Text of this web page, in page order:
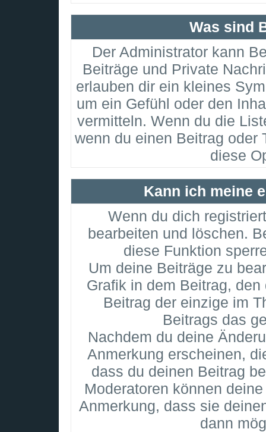
Was sind
Der Administrator kann
Beiträge und Private
erlauben dir ein kleines
um ein Gefühl oder den
vermitteln. Wenn du die
wenn du einen Beitrag oder
diese
Kann ich meine
Wenn du dich
bearbeiten und löschen.
diese Funktion
Um deine Beiträge zu
Grafik in dem Beitrag,
Beitrag der einzige im
Beitrags das
Nachdem du deine
Anmerkung erscheinen,
dass du deinen Beitrag
Moderatoren können
Anmerkung, dass sie
dann